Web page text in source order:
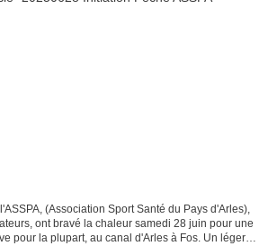
(Association Sport Santé du Pays d'Arles),
ont bravé la chaleur samedi 28 juin pour une
pour la plupart, au canal d'Arles à Fos. Un léger